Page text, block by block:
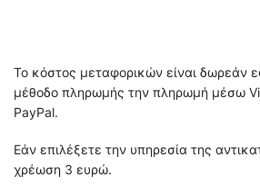
Το κόστος μεταφορικών είναι δωρεάν
μέθοδο πληρωμής την πληρωμή μέσω
PayPal.
Εάν επιλέξετε την υπηρεσία της
χρέωση 3 ευρώ.